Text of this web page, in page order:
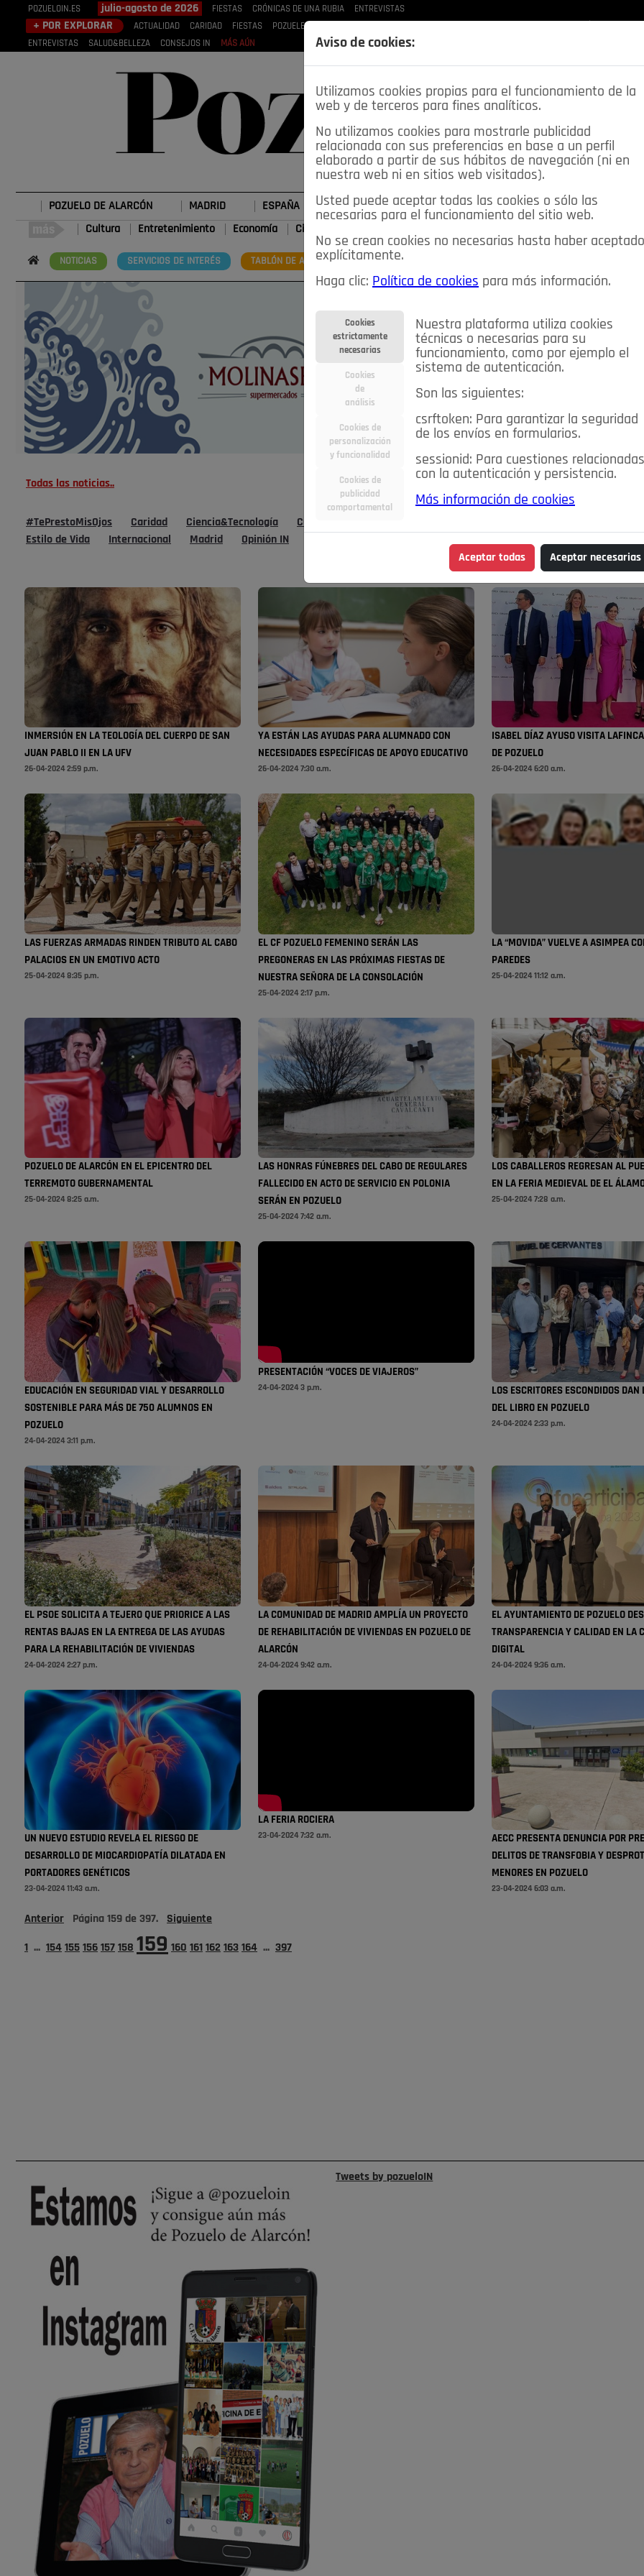
POZUELOIN.ES julio-agosto de 2026 FIESTAS CRÓNICAS DE UNA RUBIA ENTREVISTAS
+ POR EXPLORAR ACTUALIDAD CARIDAD FIESTAS POZUELEROS CRÓNICAS DE
ENTREVISTAS
SALUD&BELLEZA CONSEJOS IN MÁS AÚN
POZUELO DE ALARCÓN MADRID ESPAÑA DEPORTES OPINIÓN IN SALUD 🔴 EN DIRECTO
Cultura Entretenimiento Economía Ciencia&Tecnología
NOTICIAS SERVICIOS DE INTERÉS TABLÓN DE ANUNCIOS MIS ANUNCIOS
Todas las noticias..
#TePrestoMisOjos Caridad Ciencia&Tecnología Cultura
Estilo de Vida
Internacional Madrid Opinión IN
INMERSIÓN EN LA TEOLOGÍA DEL CUERPO DE SAN
JUAN PABLO II EN LA UFV
26-04-2024 2:59 p.m.
YA ESTÁN LAS AYUDAS PARA ALUMNADO CON
NECESIDADES ESPECÍFICAS DE APOYO EDUCATIVO
26-04-2024 7:30 a.m.
ISABEL DÍAZ AYUSO VISITA
DE POZUELO
26-04-2024 6:20 a.m.
LAS FUERZAS ARMADAS RINDEN TRIBUTO AL CABO
PALACIOS EN UN EMOTIVO ACTO
25-04-2024 8:35 p.m.
EL CF POZUELO FEMENINO SERÁN LAS
PREGONERAS EN LAS PRÓXIMAS FIESTAS DE
NUESTRA SEÑORA DE LA CONSOLACIÓN
25-04-2024 2:17 p.m.
LA “MOVIDA” VUELVE A ASIMPEA
PAREDES
25-04-2024 11:12 a.m.
POZUELO DE ALARCÓN EN EL EPICENTRO DEL
TERREMOTO GUBERNAMENTAL
25-04-2024 8:25 a.m.
LAS HONRAS FÚNEBRES DEL CABO DE REGULARES
FALLECIDO EN ACTO DE SERVICIO EN POLONIA
SERÁN EN POZUELO
25-04-2024 7:42 a.m.
LOS CABALLEROS REGRESAN AL
EN LA FERIA MEDIEVAL DE EL
25-04-2024 7:28 a.m.
EDUCACIÓN EN SEGURIDAD VIAL Y DESARROLLO
SOSTENIBLE PARA MÁS DE 750 ALUMNOS EN
POZUELO
24-04-2024 3:11 p.m.
PRESENTACIÓN “VOCES DE VIAJEROS”
24-04-2024 3 p.m.
LOS ESCRITORES ESCONDIDOS DAN
DEL LIBRO EN POZUELO
24-04-2024 2:33 p.m.
EL PSOE SOLICITA A TEJERO QUE PRIORICE A LAS
RENTAS BAJAS EN LA ENTREGA DE LAS AYUDAS
PARA LA REHABILITACIÓN DE VIVIENDAS
24-04-2024 2:27 p.m.
LA COMUNIDAD DE MADRID AMPLÍA UN PROYECTO
DE REHABILITACIÓN DE VIVIENDAS EN POZUELO DE
ALARCÓN
24-04-2024 9:42 a.m.
EL AYUNTAMIENTO DE POZUELO
TRANSPARENCIA Y CALIDAD EN LA
DIGITAL
24-04-2024 9:36 a.m.
UN NUEVO ESTUDIO REVELA EL RIESGO DE
DESARROLLO DE MIOCARDIOPATÍA DILATADA EN
PORTADORES GENÉTICOS
23-04-2024 11:43 a.m.
LA FERIA ROCIERA
23-04-2024 7:32 a.m.
AECC PRESENTA DENUNCIA POR
DELITOS DE TRANSFOBIA Y
MENORES EN POZUELO
23-04-2024 6:03 a.m.
Anterior Página 159 de 397. Siguiente
1 ... 154 155 156 157 158 159 160 161 162 163 164 ... 397
Tweets by pozueloIN
Aviso de cookies:
Utilizamos cookies propias para el funcionamiento de la
web y de terceros para fines analíticos.
No utilizamos cookies para mostrarle publicidad
relacionada con sus preferencias en base a un perfil
elaborado a partir de sus hábitos de navegación (ni en
nuestra web ni en sitios web visitados).
Usted puede aceptar todas las cookies o sólo las
necesarias para el funcionamiento del sitio web.
No se crean cookies no necesarias hasta haber aceptado
explícitamente.
Haga clic: Política de cookies para más información.
Cookies
estrictamente
necesarias
Cookies
de
análisis
Cookies de
personalización
y funcionalidad
Cookies de
publicidad
comportamental
Nuestra plataforma utiliza cookies
técnicas o necesarias para su
funcionamiento, como por ejemplo el
sistema de autenticación.
Son las siguientes:
csrftoken: Para garantizar la seguridad
de los envíos en formularios.
sessionid: Para cuestiones relacionadas
con la autenticación y persistencia.
Más información de cookies
Aceptar todas Aceptar necesarias